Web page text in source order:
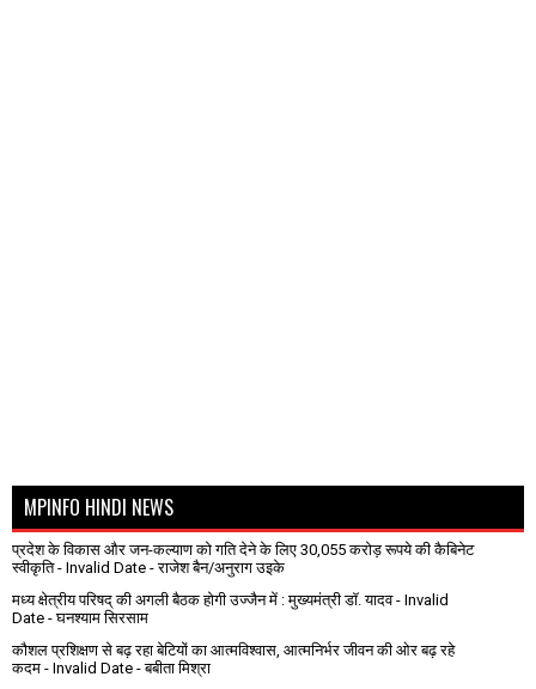
MPINFO HINDI NEWS
प्रदेश के विकास और जन-कल्याण को गति देने के लिए 30,055 करोड़ रूपये की कैबिनेट
स्वीकृति- Invalid Date - राजेश बैन/अनुराग उइके
मध्य क्षेत्रीय परिषद् की अगली बैठक होगी उज्जैन में : मुख्यमंत्री डॉ. यादव- Invalid
Date - घनश्याम सिरसाम
कौशल प्रशिक्षण से बढ़ रहा बेटियों का आत्मविश्वास, आत्मनिर्भर जीवन की ओर बढ़ रहे
कदम - Invalid Date - बबीता मिश्रा